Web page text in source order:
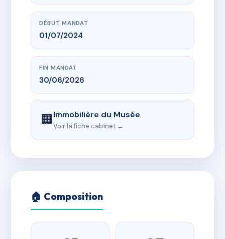
DÉBUT MANDAT
01/07/2024
FIN MANDAT
30/06/2026
🏢Immobilière du Musée
Voir la fiche cabinet →
🏠 Composition